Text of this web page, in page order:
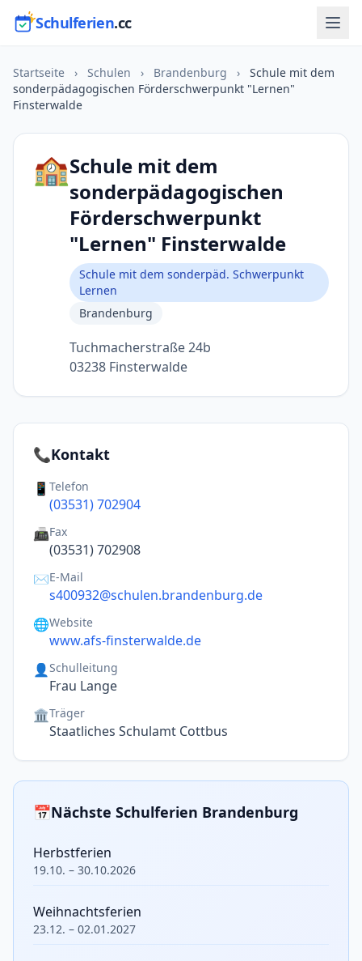
Schulferien.cc
Startseite › Schulen › Brandenburg ›
Schule mit dem
sonderpädagogischen Förderschwerpunkt "Lernen"
Finsterwalde
🏫Schule mit dem
sonderpädagogischen
Förderschwerpunkt
"Lernen" Finsterwalde
Schule mit dem sonderpäd. Schwerpunkt
Lernen
Brandenburg
Tuchmacherstraße 24b
03238 Finsterwalde
📞Kontakt
📱 Telefon
(03531) 702904
📠Fax
(03531) 702908
✉️E-Mail
s400932@schulen.brandenburg.de
🌐Website
www.afs-finsterwalde.de
👤 Schulleitung
Frau Lange
🏛️Träger
Staatliches Schulamt Cottbus
📅Nächste Schulferien Brandenburg
Herbstferien
19.10. – 30.10.2026
Weihnachtsferien
23.12. – 02.01.2027